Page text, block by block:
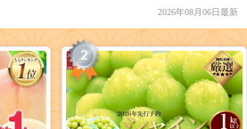
2026年08月06日最新
2